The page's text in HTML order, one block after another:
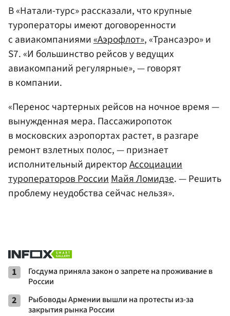
В «Натали-турс» рассказали, что крупные
туроператоры имеют договоренности
с авиакомпаниями«Аэрофлот», «Трансаэро» и
S7. «И большинство рейсов у ведущих
авиакомпаний регулярные», — говорят
в компании.
«Перенос чартерных рейсов на ночное время —
вынужденная мера. Пассажиропоток
в московских аэропортах растет, в разгаре
ремонт взлетных полос, — признает
исполнительный директорАссоциации
туроператоров РоссииМайя Ломидзе. — Решить
проблему неудобства сейчас нельзя».
1
Госдума приняла закон о запрете на проживание в
России
2
Рыбоводы Армении вышли на протесты из-за
закрытия рынка России